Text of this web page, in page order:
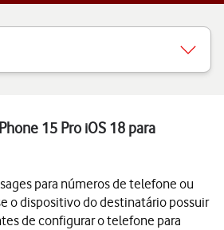
15 Pro iOS 18 para
para números de telefone ou
o dispositivo do destinatário possuir
de configurar o telefone para